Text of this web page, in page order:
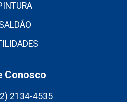
Conosco
2134-4535